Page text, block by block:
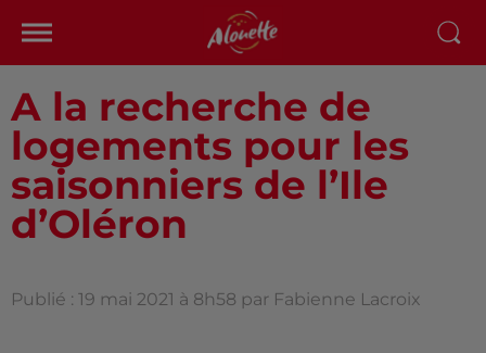
A la recherche de
logements pour les
saisonniers de l’Ile
d’Oléron
Publié : 19 mai 2021 à 8h58 par Fabienne Lacroix